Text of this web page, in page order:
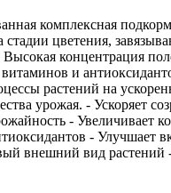
комплексная
стадии цветения,
концентрация
и
растений на
урожая. - Ускоряет
- Увеличивает
- Улучшает
внешний вид растений